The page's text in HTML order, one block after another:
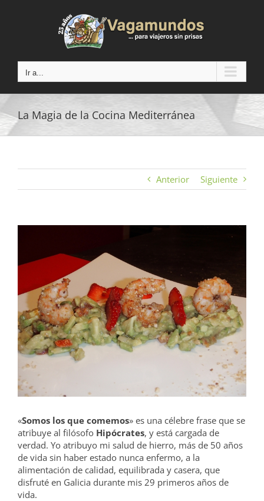
Ir a...
La Magia de la Cocina Mediterránea
Anterior Siguiente
grande
«Somos los que comemos» es una célebre frase que se
atribuye al filósofo Hipócrates, y está cargada de
verdad. Yo atribuyo mi salud de hierro, más de 50 años
de vida sin haber estado nunca enfermo, a la
alimentación de calidad, equilibrada y casera, que
disfruté en Galicia durante mis 29 primeros años de
vida.